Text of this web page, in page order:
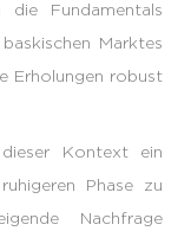
Fundamentals
Marktes
Erholungen robust
Kontext ein
Phase zu
Nachfrage